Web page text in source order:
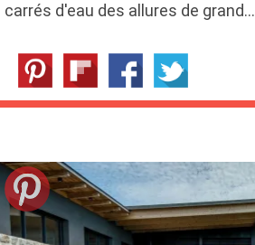
carrés d'eau des allures de grand…